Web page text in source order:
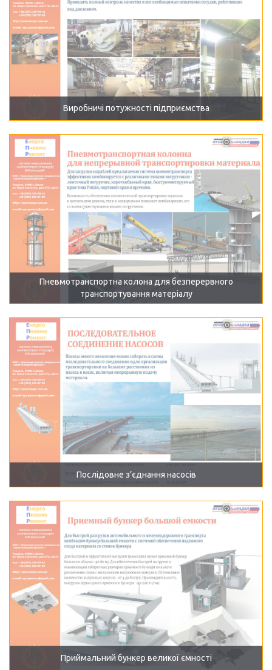
Виробничі потужності підприємства
Пневмотранспортна колона для безперервного
транспортування матеріалу
Послідовне з’єднання насосів
Приймальний бункер великої ємності